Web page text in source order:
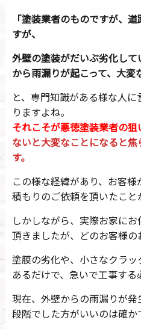
「塗装業者のものですが、
すが、
外壁の塗装がだいぶ劣化し
から雨漏りが起こって、大変
と、専門知識がある様な人
りますよね。
それこそが悪徳塗装業者の狙
ないと大変なことになると
す。
この様な経緯があり、お客
積もりのご依頼を頂いたこと
しかしながら、実際お家に
頂きましたが、どのお客様の
塗膜の劣化や、小さなクラ
あるだけで、急いで工事する
現在、外壁からの雨漏りが
段階でした方がいいのは確か